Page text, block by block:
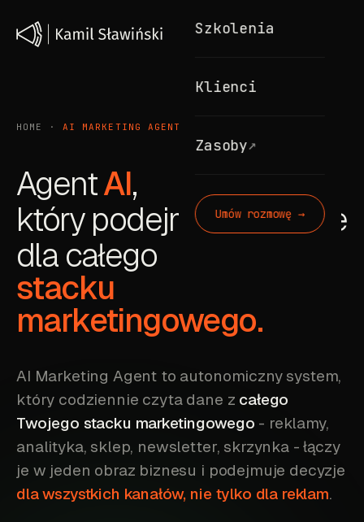
Szkolenia
Klienci
Zasoby↗
Umów rozmowę →
HOME · AI MARKETING AGENT
AgentAI,
który podejmuje decyzje
dla całego
stacku
marketingowego.
AI Marketing Agent to autonomiczny system,
który codziennie czyta dane z całego
Twojego stacku marketingowego - reklamy,
analityka, sklep, newsletter, skrzynka - łączy
je w jeden obraz biznesu i podejmuje decyzje
dla wszystkich kanałów, nie tylko dla reklam.